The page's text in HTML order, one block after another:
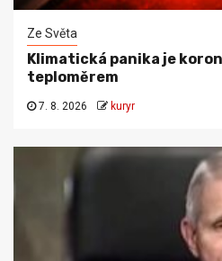
Ze Světa
Klimatická panika je
teploměrem
7. 8. 2026 kuryr